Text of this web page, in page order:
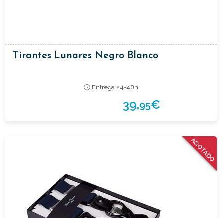
Tirantes Lunares Negro Blanco
Entrega 24-48h
39,95€
AGOTADO